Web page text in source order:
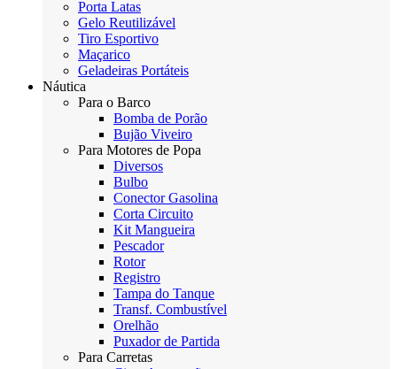
Porta Latas
Gelo Reutilizável
Tiro Esportivo
Maçarico
Geladeiras Portáteis
Náutica
Para o Barco
Bomba de Porão
Bujão Viveiro
Para Motores de Popa
Diversos
Bulbo
Conector Gasolina
Corta Circuito
Kit Mangueira
Pescador
Rotor
Registro
Tampa do Tanque
Transf. Combustível
Orelhão
Puxador de Partida
Para Carretas